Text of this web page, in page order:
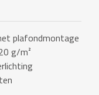
plafondmontage
g/m²